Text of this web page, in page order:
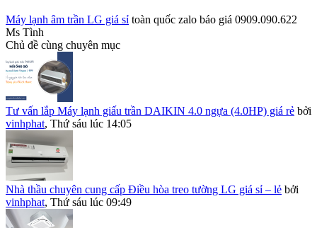
Máy lạnh âm trần LG giá sỉ toàn quốc zalo báo giá 0909.090.622
Ms Tình
Chủ đề cùng chuyên mục
Tư vấn lắp Máy lạnh giấu trần DAIKIN 4.0 ngựa (4.0HP) giá rẻ bởi
vinhphat, Thứ sáu lúc 14:05
Nhà thầu chuyên cung cấp Điều hòa treo tường LG giá sỉ – lẻ bởi
vinhphat, Thứ sáu lúc 09:49